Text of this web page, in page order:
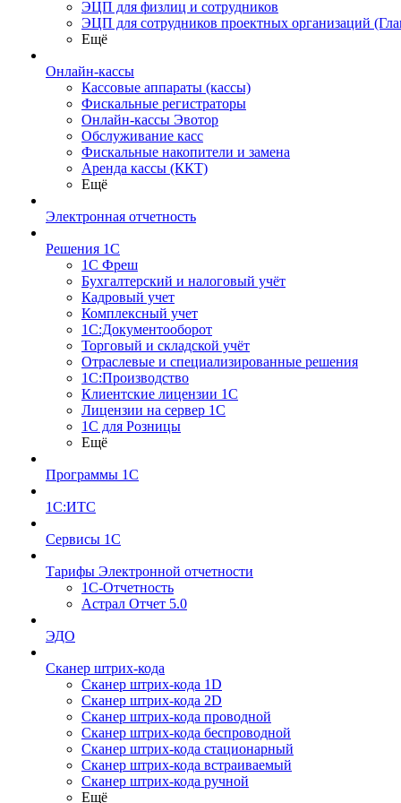
ЭЦП для физлиц и сотрудников
ЭЦП для сотрудников проектных организаций
Ещё
Онлайн-кассы
Кассовые аппараты (кассы)
Фискальные регистраторы
Онлайн-кассы Эвотор
Обслуживание касс
Фискальные накопители и замена
Аренда кассы (ККТ)
Ещё
Электронная отчетность
Решения 1С
1С Фреш
Бухгалтерский и налоговый учёт
Кадровый учет
Комплексный учет
1С:Документооборот
Торговый и складской учёт
Отраслевые и специализированные решения
1С:Производство
Клиентские лицензии 1С
Лицензии на сервер 1С
1С для Розницы
Ещё
Программы 1С
1С:ИТС
Сервисы 1С
Тарифы Электронной отчетности
1С-Отчетность
Астрал Отчет 5.0
ЭДО
Сканер штрих-кода
Сканер штрих-кода 1D
Сканер штрих-кода 2D
Сканер штрих-кода проводной
Сканер штрих-кода беспроводной
Сканер штрих-кода стационарный
Сканер штрих-кода встраиваемый
Сканер штрих-кода ручной
Ещё